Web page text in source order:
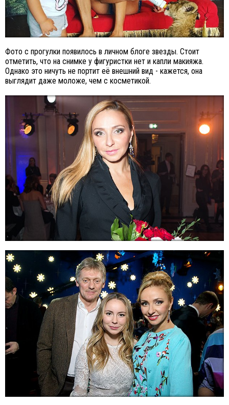
Фото с прогулки появилось в личном блоге звезды. Стоит
отметить, что на снимке у фигуристки нет и капли макияжа.
Однако это ничуть не портит её внешний вид - кажется, она
выглядит даже моложе, чем с косметикой.